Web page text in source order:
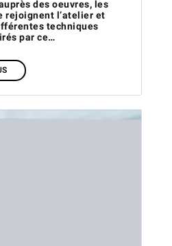
des oeuvres, les
rejoignent l’atelier et
techniques
par ce…